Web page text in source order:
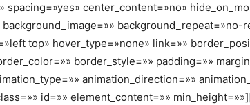
spacing=»yes» center_content=»no»
background_repeat=»no-
top» hover_type=»none» link=»»
border_style=»» padding=»»
animation_direction=»»
id=»» element_content=»»